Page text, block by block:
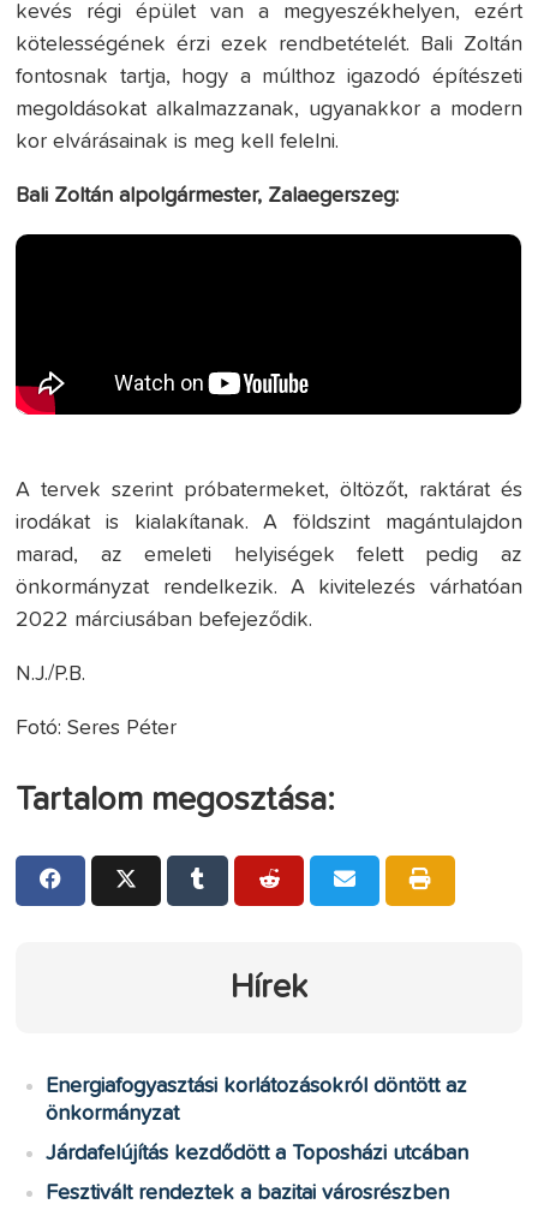
kevés régi épület van a megyeszékhelyen, ezért
kötelességének érzi ezek rendbetételét. Bali Zoltán
fontosnak tartja, hogy a múlthoz igazodó építészeti
megoldásokat alkalmazzanak, ugyanakkor a modern
kor elvárásainak is meg kell felelni.
Bali Zoltán alpolgármester, Zalaegerszeg:
A tervek szerint próbatermeket, öltözőt, raktárat és
irodákat is kialakítanak. A földszint magántulajdon
marad, az emeleti helyiségek felett pedig az
önkormányzat rendelkezik. A kivitelezés várhatóan
2022 márciusában befejeződik.
N.J./P.B.
Fotó: Seres Péter
Tartalom megosztása:
Hírek
Energiafogyasztási korlátozásokról döntött az
önkormányzat
Járdafelújítás kezdődött a Toposházi utcában
Fesztivált rendeztek a bazitai városrészben